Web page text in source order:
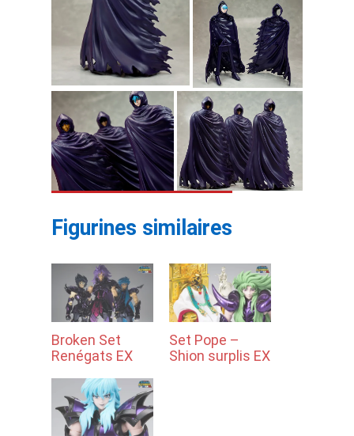
Figurines similaires
Broken Set
Renégats EX
Set Pope –
Shion surplis EX